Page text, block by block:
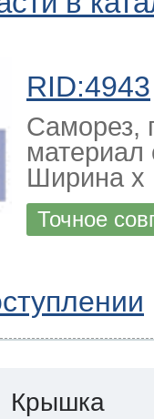
RID:4943
Саморез,
Ширина х
Точное
Крышка